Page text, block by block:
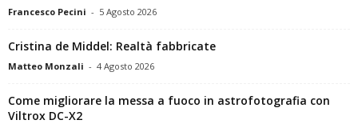
Francesco Pecini - 5 Agosto 2026
Cristina de Middel: Realtà fabbricate
Matteo Monzali - 4 Agosto 2026
Come migliorare la messa a fuoco in astrofotografia con
Viltrox DC-X2